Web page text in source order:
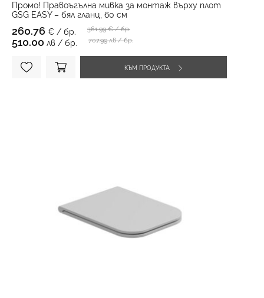
Промо! Правоъгълна мивка за монтаж върху плот
GSG EASY – бял гланц, 60 см
260.76 € / бр. 361.99€ / бр.
510.00 лв / бр. 707.99 лв / бр.
КЪМ ПРОДУКТА